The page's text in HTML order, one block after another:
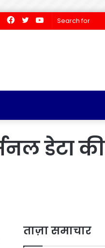
YouTube
Twitter
Facebook
डेटा की
ताज़ा समाचार